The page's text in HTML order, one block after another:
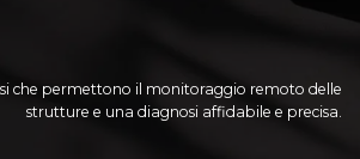
che permettono il monitoraggio remoto delle
strutture e una diagnosi affidabile e precisa.